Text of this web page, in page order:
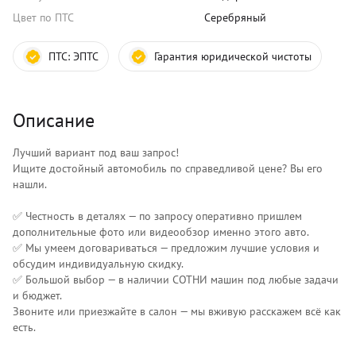
Цвет по ПТС
Серебряный
ПТС: ЭПТС Гарантия юридической чистоты
Описание
Лучший вариант под ваш запрос!
Ищите достойный автомобиль по справедливой цене? Вы его
нашли.
✅ Честность в деталях — по запросу оперативно пришлем
дополнительные фото или видеообзор именно этого авто.
✅ Мы умеем договариваться — предложим лучшие условия и
обсудим индивидуальную скидку.
✅ Большой выбор — в наличии СОТНИ машин под любые задачи
и бюджет.
Звоните или приезжайте в салон — мы вживую расскажем всё как
есть.